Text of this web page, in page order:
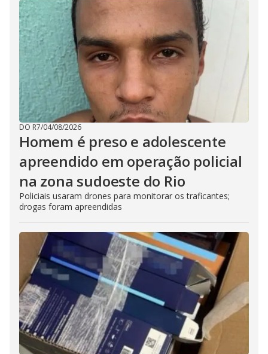
DO R7/04/08/2026
Homem é preso e adolescente
apreendido em operação policial
na zona sudoeste do Rio
Policiais usaram drones para monitorar os traficantes;
drogas foram apreendidas